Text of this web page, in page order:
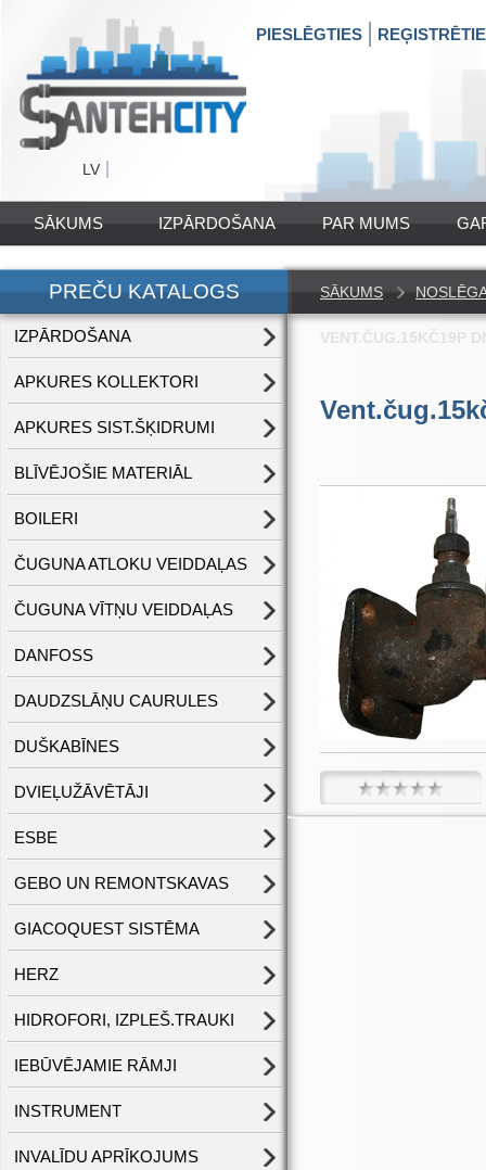
LV
PIESLĒGTIES
SĀKUMS IZPĀRDOŠANA PAR MUMS
PREČU KATALOGS
IZPĀRDOŠANA
APKURES KOLLEKTORI
APKURES SIST.ŠĶIDRUMI
BLĪVĒJOŠIE MATERIĀL
BOILERI
ČUGUNA ATLOKU VEIDDAĻAS
ČUGUNA VĪTŅU VEIDDAĻAS
DANFOSS
DAUDZSLĀŅU CAURULES
DUŠKABĪNES
DVIEĻUŽĀVĒTĀJI
ESBE
GEBO UN REMONTSKAVAS
GIACOQUEST SISTĒMA
HERZ
HIDROFORI, IZPLEŠ.TRAUKI
IEBŪVĒJAMIE RĀMJI
INSTRUMENT
INVALĪDU APRĪKOJUMS
SĀKUMS
VENT.ČUG.15KČ19P